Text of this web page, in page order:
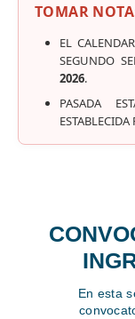
TOMAR
EL
SEGUNDO
2026.
PASADA
ESTABLECIDA
En esta